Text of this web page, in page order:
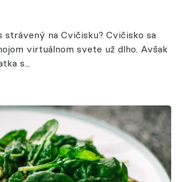
strávený na Cvičisku? Cvičisko sa
virtuálnom svete už dlho. Avšak
s...